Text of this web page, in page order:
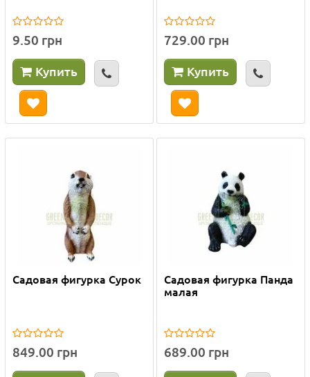
9.50 грн
Купить
729.00 грн
Купить
Садовая фигурка Сурок
849.00 грн
Садовая фигурка Панда
малая
689.00 грн